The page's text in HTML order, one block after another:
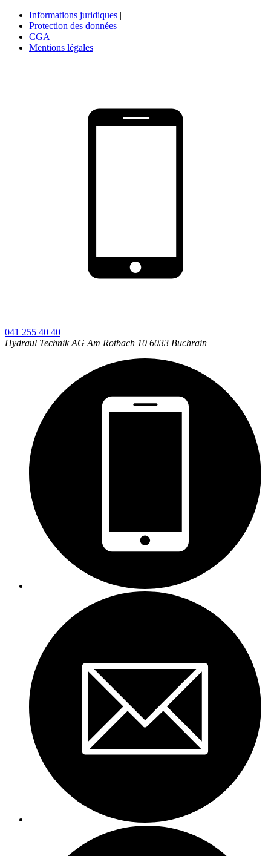
Informations juridiques |
Protection des données |
CGA |
Mentions légales
041 255 40 40
Hydraul Technik AG Am Rotbach 10 6033 Buchrain